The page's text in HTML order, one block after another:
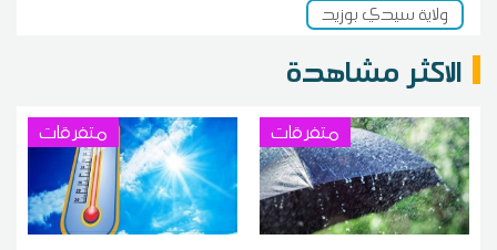
ولاية سيدي بوزيد
الاكثر مشاهدة
متفرقات متفرقات